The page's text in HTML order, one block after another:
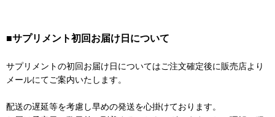
■サプリメント初回お届け日について
サプリメントの初回お届け日についてはご注文確定後に販売店より
メールにてご案内いたします。
配送の遅延等を考慮し早めの発送を心掛けております。